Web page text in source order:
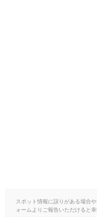
スポット情報に誤りがある場合
ォームよりご報告いただけると幸